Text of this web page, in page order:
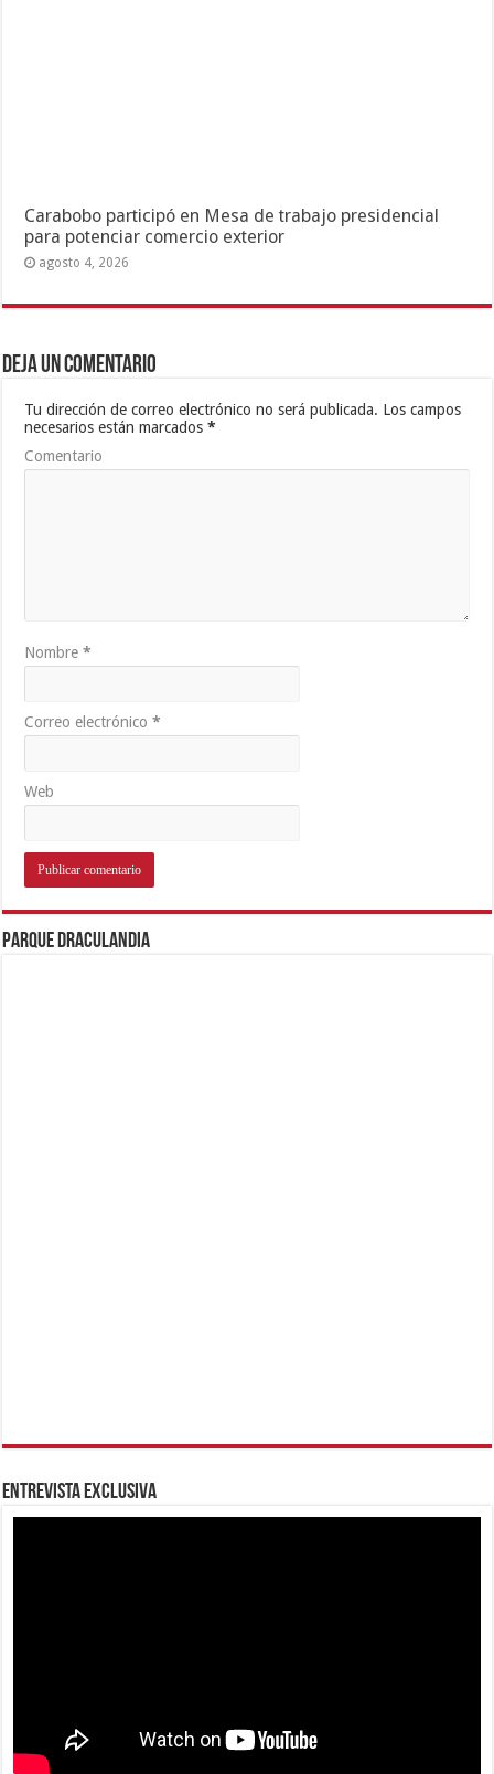
Carabobo participó en Mesa de trabajo presidencial
para potenciar comercio exterior
agosto 4, 2026
Deja un comentario
Tu dirección de correo electrónico no será publicada. Los campos
necesarios están marcados*
Comentario
Nombre*
Correo electrónico*
Web
Parque Draculandia
Entrevista Exclusiva